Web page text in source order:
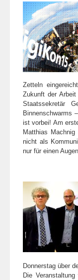
Zetteln
Zukunft der
Staatssekretär
Binnenschwarms
ist vorbei! Am
Matthias
nicht als
nur für einen
Donnerstag über
Die